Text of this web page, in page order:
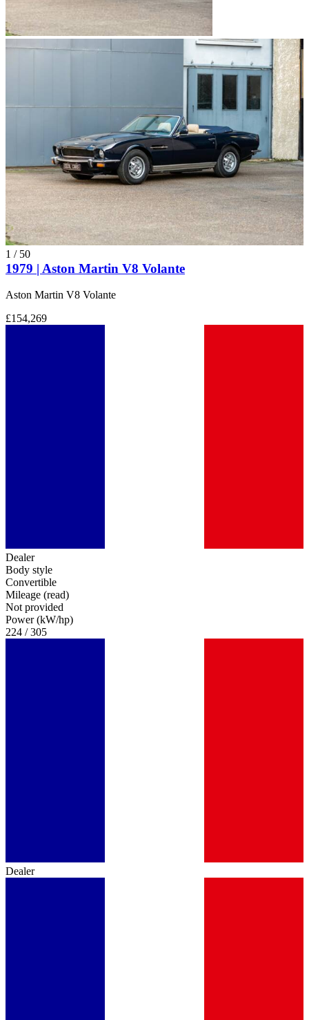
1 / 50
1979 | Aston Martin V8 Volante
Aston Martin V8 Volante
£154,269
Dealer
Body style
Convertible
Mileage (read)
Not provided
Power (kW/hp)
224 / 305
Dealer